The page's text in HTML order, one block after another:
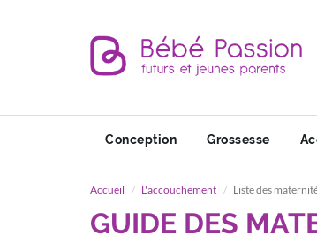
Conception Grossesse
Accueil L'accouchement Liste des
GUIDE DES